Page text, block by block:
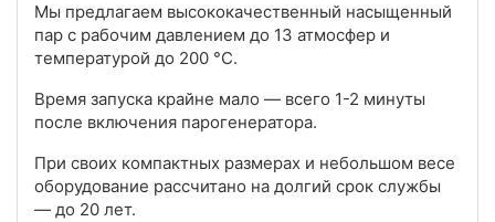
Мы предлагаем высококачественный насыщенный
пар с рабочим давлением до 13 атмосфер и
температурой до 200 °C.
Время запуска крайне мало — всего 1-2 минуты
после включения парогенератора.
При своих компактных размерах и небольшом весе
оборудование рассчитано на долгий срок службы
— до 20 лет.